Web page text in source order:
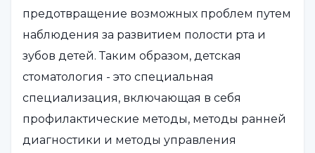
предотвращение возможных проблем путем
наблюдения за развитием полости рта и
зубов детей. Таким образом, детская
стоматология - это специальная
специализация, включающая в себя
профилактические методы, методы ранней
диагностики и методы управления